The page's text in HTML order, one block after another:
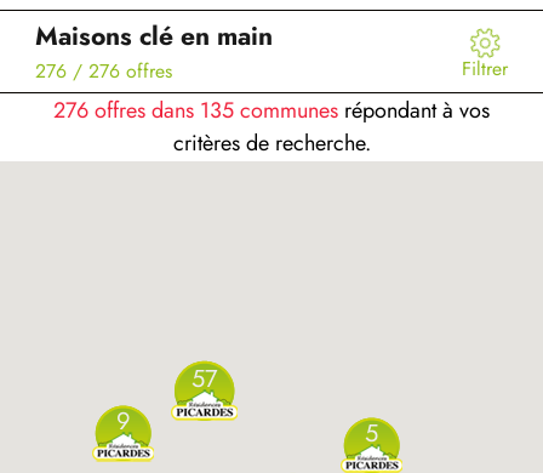
Maisons clé en main
276 / 276 offres Filtrer
276 offres dans 135 communes répondant à vos
critères de recherche.
9
57
5